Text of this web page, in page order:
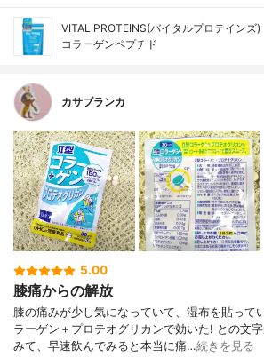
VITAL PROTEINS(バイタルプロテインズ)
コラーゲンペプチド
カサブランカ
5.00
膝痛からの解放
膝の痛みが少し気になっていて、湿布を貼っ
ラーゲン＋プロテオグリカンで効いた! との文
みて、早速飲んでみると本当に痛…続きを見る